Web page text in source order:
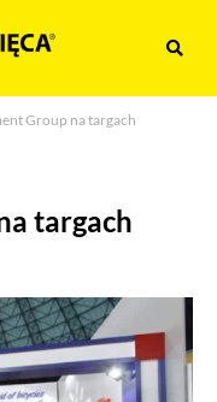
Group na targach
targach